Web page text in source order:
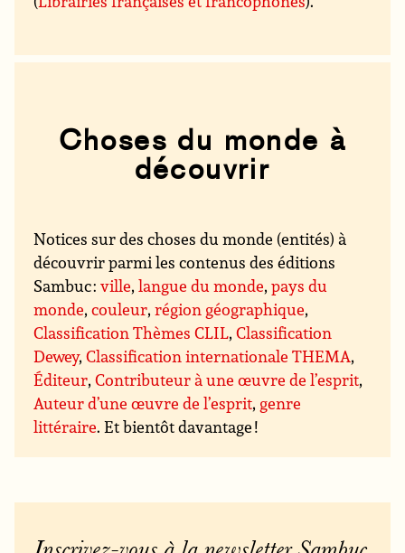
Choses du monde à
découvrir
Notices sur des choses du monde (entités) à
découvrir parmi les contenus des éditions
Sambuc :ville,langue du monde,pays du
monde,couleur,région géographique,
Classification Thèmes CLIL,Classification
Dewey,Classification internationale THEMA,
Éditeur,Contributeur à une œuvre de l’esprit,
Auteur d’une œuvre de l’esprit, genre
littéraire. Et bientôt davantage !